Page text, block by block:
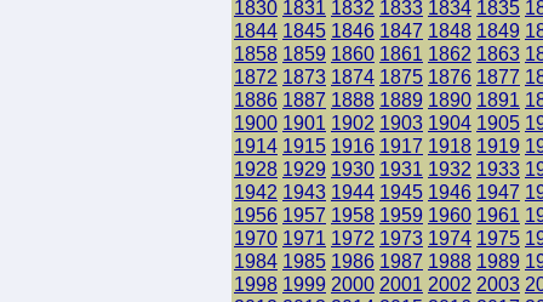
1830 1831 1832 1833 1834 1835
1844 1845 1846 1847 1848 1849
1858 1859 1860 1861 1862 1863
1872 1873 1874 1875 1876 1877
1886 1887 1888 1889 1890 1891
1900 1901 1902 1903 1904 1905
1914 1915 1916 1917 1918 1919
1928 1929 1930 1931 1932 1933
1942 1943 1944 1945 1946 1947
1956 1957 1958 1959 1960 1961
1970 1971 1972 1973 1974 1975
1984 1985 1986 1987 1988 1989
1998 1999 2000 2001 2002 2003